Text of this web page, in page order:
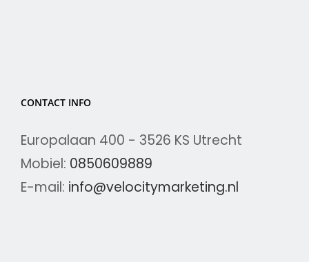
CONTACT INFO
Europalaan 400 - 3526 KS Utrecht
Mobiel: 0850609889
E-mail: info@velocitymarketing.nl